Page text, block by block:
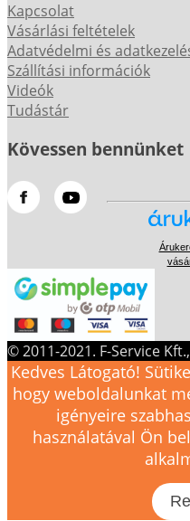
Kapcsolat
Vásárlási feltételek
Adatvédelmi és
Szállítási információk
Videók
Tudástár
Kövessen bennünket
© 2011-2021. F-Service
Kedves Látogató!
hogy weboldalunkat
igényeire
használatával Ön